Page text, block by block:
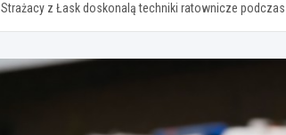
Strażacy z Łask doskonalą techniki ratownicze